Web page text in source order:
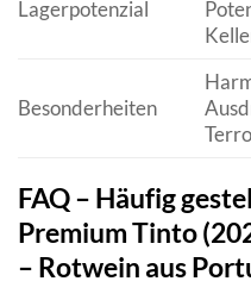
Lagerpotenzial
Besonderheiten
FAQ – Häufig
Premium Tinto
– Rotwein aus